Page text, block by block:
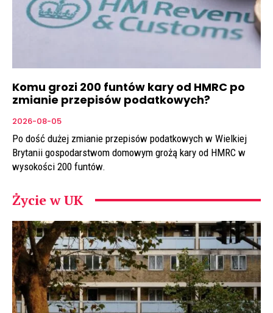
Komu grozi 200 funtów kary od HMRC po
zmianie przepisów podatkowych?
2026-08-05
Po dość dużej zmianie przepisów podatkowych w Wielkiej
Brytanii gospodarstwom domowym grożą kary od HMRC w
wysokości 200 funtów.
Życie w UK